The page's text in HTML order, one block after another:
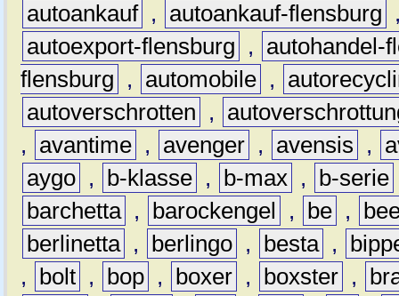
autoankauf , autoankauf-flensburg
autoexport-flensburg
,
autohandel-
flensburg
, automobile ,
autoverschrotten
,
,
avantime , avenger , avensis ,
aygo , b-klasse , b-max , b-serie
barchetta , barockengel , be ,
berlinetta , berlingo , besta ,
,
bolt , bop , boxer , boxster ,